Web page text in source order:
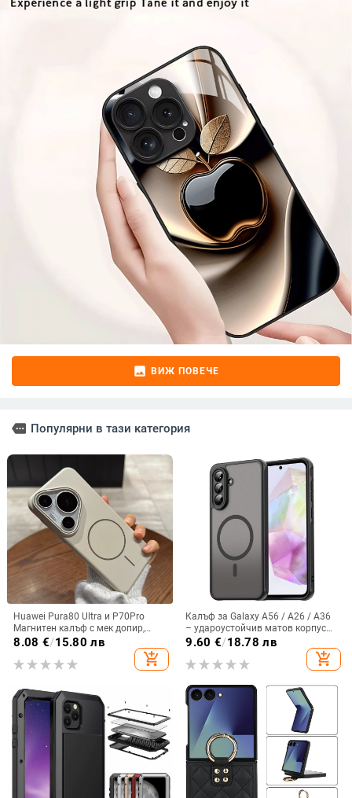
image ВИЖ ПОВЕЧЕ
more Популярни в тази категория
Huawei Pura80 Ultra и P70Pro
Магнитен калъф с мек допир,
ултра тънък PC корпус,
8.08 €/15.80 лв
add_shopping_cart
Калъф за Galaxy A56 / A26 / A36
– удароустойчив матов корпус
от PC+TPU с текстура на кожа
9.60 €/18.78 лв
add_shopping_cart